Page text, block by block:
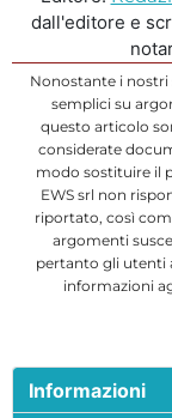
dall'editore e
Nonostante i
semplici su
questo articolo
considerate
modo sostituire il
EWS srl non
riportato, così
argomenti
pertanto gli utenti
informazioni
Informazioni